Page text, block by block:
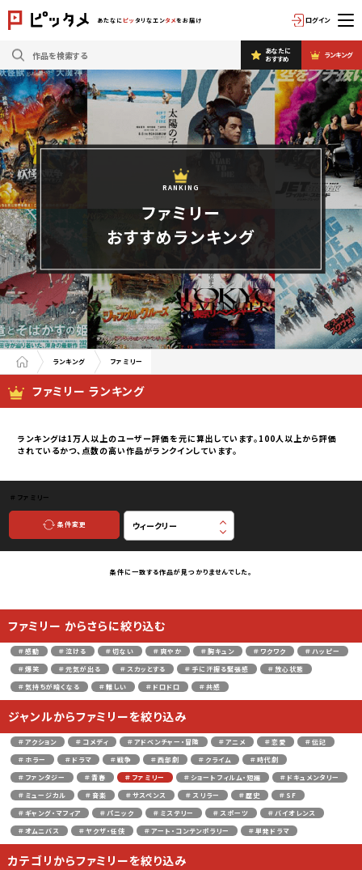
あたなに ピッ タリなエンタメをお届け ログイン
あなたに
おすすめ
ランキング
RANKING
ファミリー
おすすめランキング
ランキング ファミリー
ファミリー ランキング
ランキングは1万人以上のユーザー評価を元に算出しています。100人以上から評価
されているかつ、点数の高い作品がランクインしています。
＃ファミリー
条件変更
条件に一致する作品が見つかりませんでした。
ファミリー からさらに絞り込む
＃感動 ＃泣ける ＃切ない ＃爽やか ＃胸キュン ＃ワクワク
＃ハッピー
＃爆笑
＃元気が出る ＃スカッとする ＃手に汗握る緊張感
＃放心状態
＃気持ちが暗くなる
＃難しい ＃ドロドロ ＃共感
ジャンルからファミリーを絞り込み
＃アクション ＃コメディ ＃アドベンチャー・冒険 ＃アニメ ＃恋愛
＃伝記
＃ホラー
＃ドラマ ＃戦争 ＃西部劇 ＃クライム
＃時代劇
＃ファンタジー
＃青春 ＃ファミリー ＃ショートフィルム・短編
＃ドキュメンタリー
＃ミュージカル
＃音楽 ＃サスペンス ＃スリラー ＃歴史
＃SF
＃ギャング・マフィア
＃パニック ＃ミステリー ＃スポーツ
＃バイオレンス
＃オムニバス
＃ヤクザ・任侠 ＃アート・コンテンポラリー ＃単発ドラマ
カテゴリからファミリーを絞り込み